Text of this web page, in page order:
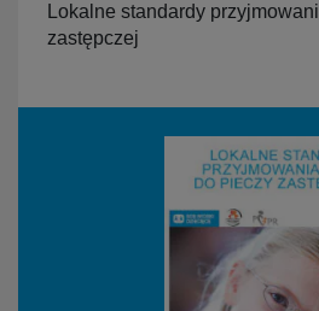
Lokalne standardy
zastępczej